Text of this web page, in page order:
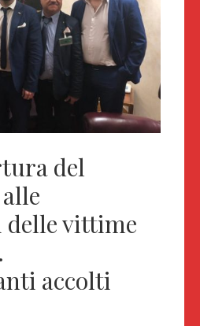
del
delle vittime
accolti